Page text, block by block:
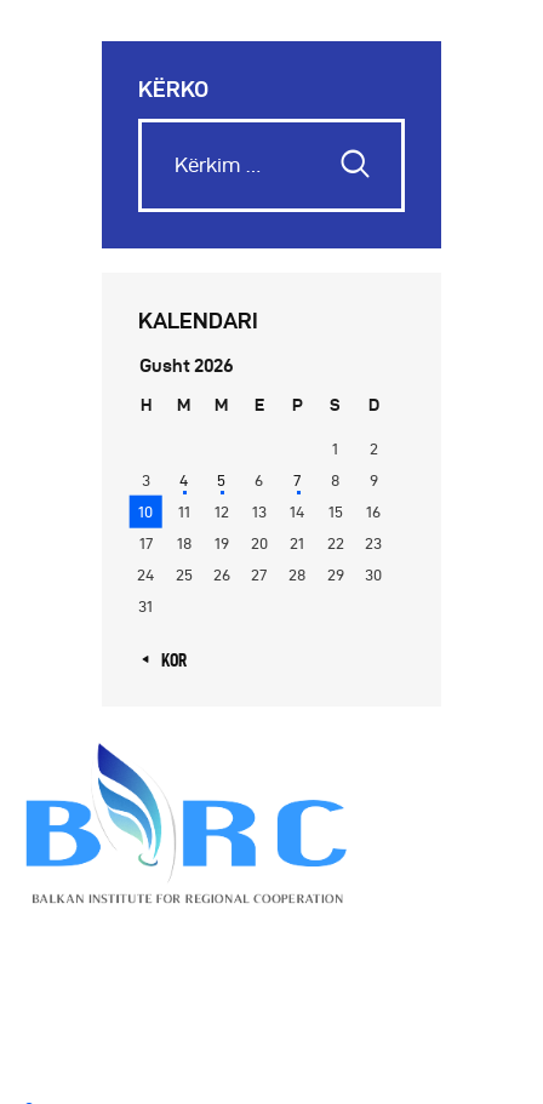
KËRKO
KALENDARI
Gusht 2026
H M M E P S D
1
2
3
4 5 6 7 8
9
10
11 12 13 14 15
16
17
18 19 20 21 22
23
24
25 26 27 28 29
30
31
« KOR